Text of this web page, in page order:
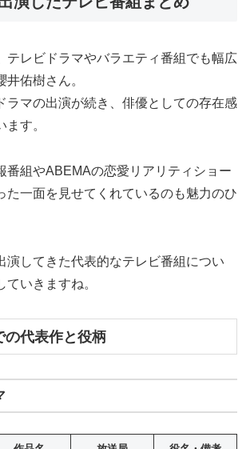
テレビドラマやバラエティ番組でも幅広
井佑樹さん。
ラマの出演が続き、俳優としての存在感
す。
番組やABEMAの恋愛リアリティショー
た一面を見せてくれているのも魅力のひ
演してきた代表的なテレビ番組につい
いきますね。
の代表作と役柄